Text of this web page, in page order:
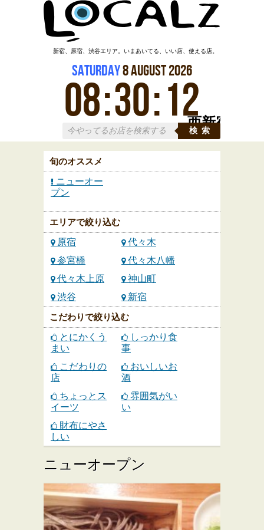
西新宿
新宿、原宿、渋谷エリア。いまあいてる、いい店、使える店。
Saturday8August2026
08:30:12
検索
旬のオススメ
ニューオー
プン
エリアで絞り込む
原宿
代々木
参宮橋
代々木八幡
代々木上原
神山町
渋谷
新宿
こだわりで絞り込む
とにかくう
まい
しっかり食
事
こだわりの
店
おいしいお
酒
ちょっとス
イーツ
雰囲気がい
い
財布にやさ
しい
ニューオープン